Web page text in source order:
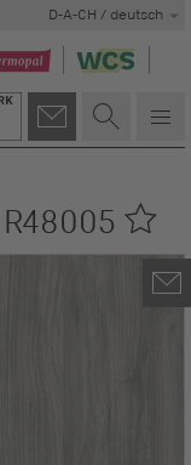
D-A-CH / deutsch
R48005